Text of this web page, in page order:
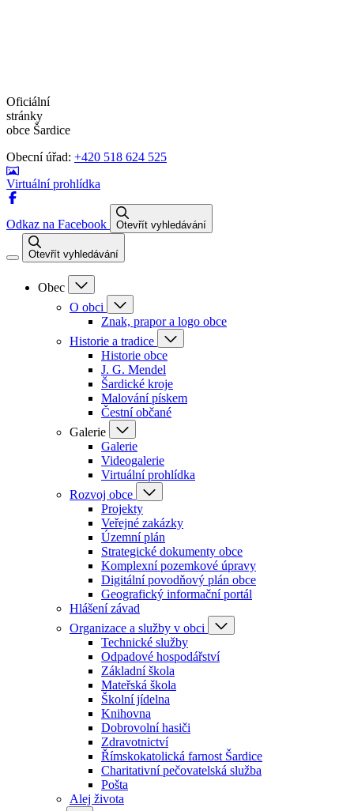
Oficiální
stránky
obce Šardice
Obecní úřad: +420 518 624 525
Virtuální prohlídka
Odkaz na Facebook Otevřít vyhledávání
Otevřít vyhledávání
Obec
O obci
Znak, prapor a logo obce
Historie a tradice
Historie obce
J. G. Mendel
Šardické kroje
Malování pískem
Čestní občané
Galerie
Galerie
Videogalerie
Virtuální prohlídka
Rozvoj obce
Projekty
Veřejné zakázky
Územní plán
Strategické dokumenty obce
Komplexní pozemkové úpravy
Digitální povodňový plán obce
Geografický informační portál
Hlášení závad
Organizace a služby v obci
Technické služby
Odpadové hospodářství
Základní škola
Mateřská škola
Školní jídelna
Knihovna
Dobrovolní hasiči
Zdravotnictví
Římskokatolická farnost Šardice
Charitativní pečovatelská služba
Pošta
Alej života